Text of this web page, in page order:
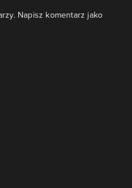
Napisz komentarz jako